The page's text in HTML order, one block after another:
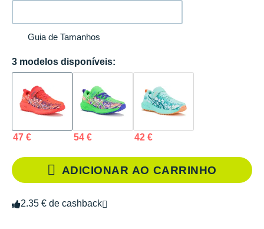
Guia de Tamanhos
3 modelos disponíveis:
47 € 54 € 42 €
ADICIONAR AO CARRINHO
2.35 € de cashback